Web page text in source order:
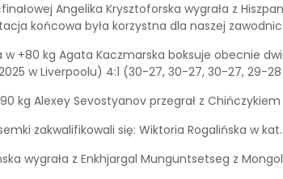
Angelika Krysztoforska wygrała z
końcowa była korzystna dla naszej
w +80 kg Agata Kaczmarska boksuje obecnie
w Liverpoolu) 4:1 (30-27, 30-27, 30-27, 29-
kg Alexey Sevostyanov przegrał z
zakwalifikowali się: Wiktoria Rogalińska w
wygrała z Enkhjargal Munguntsetseg z